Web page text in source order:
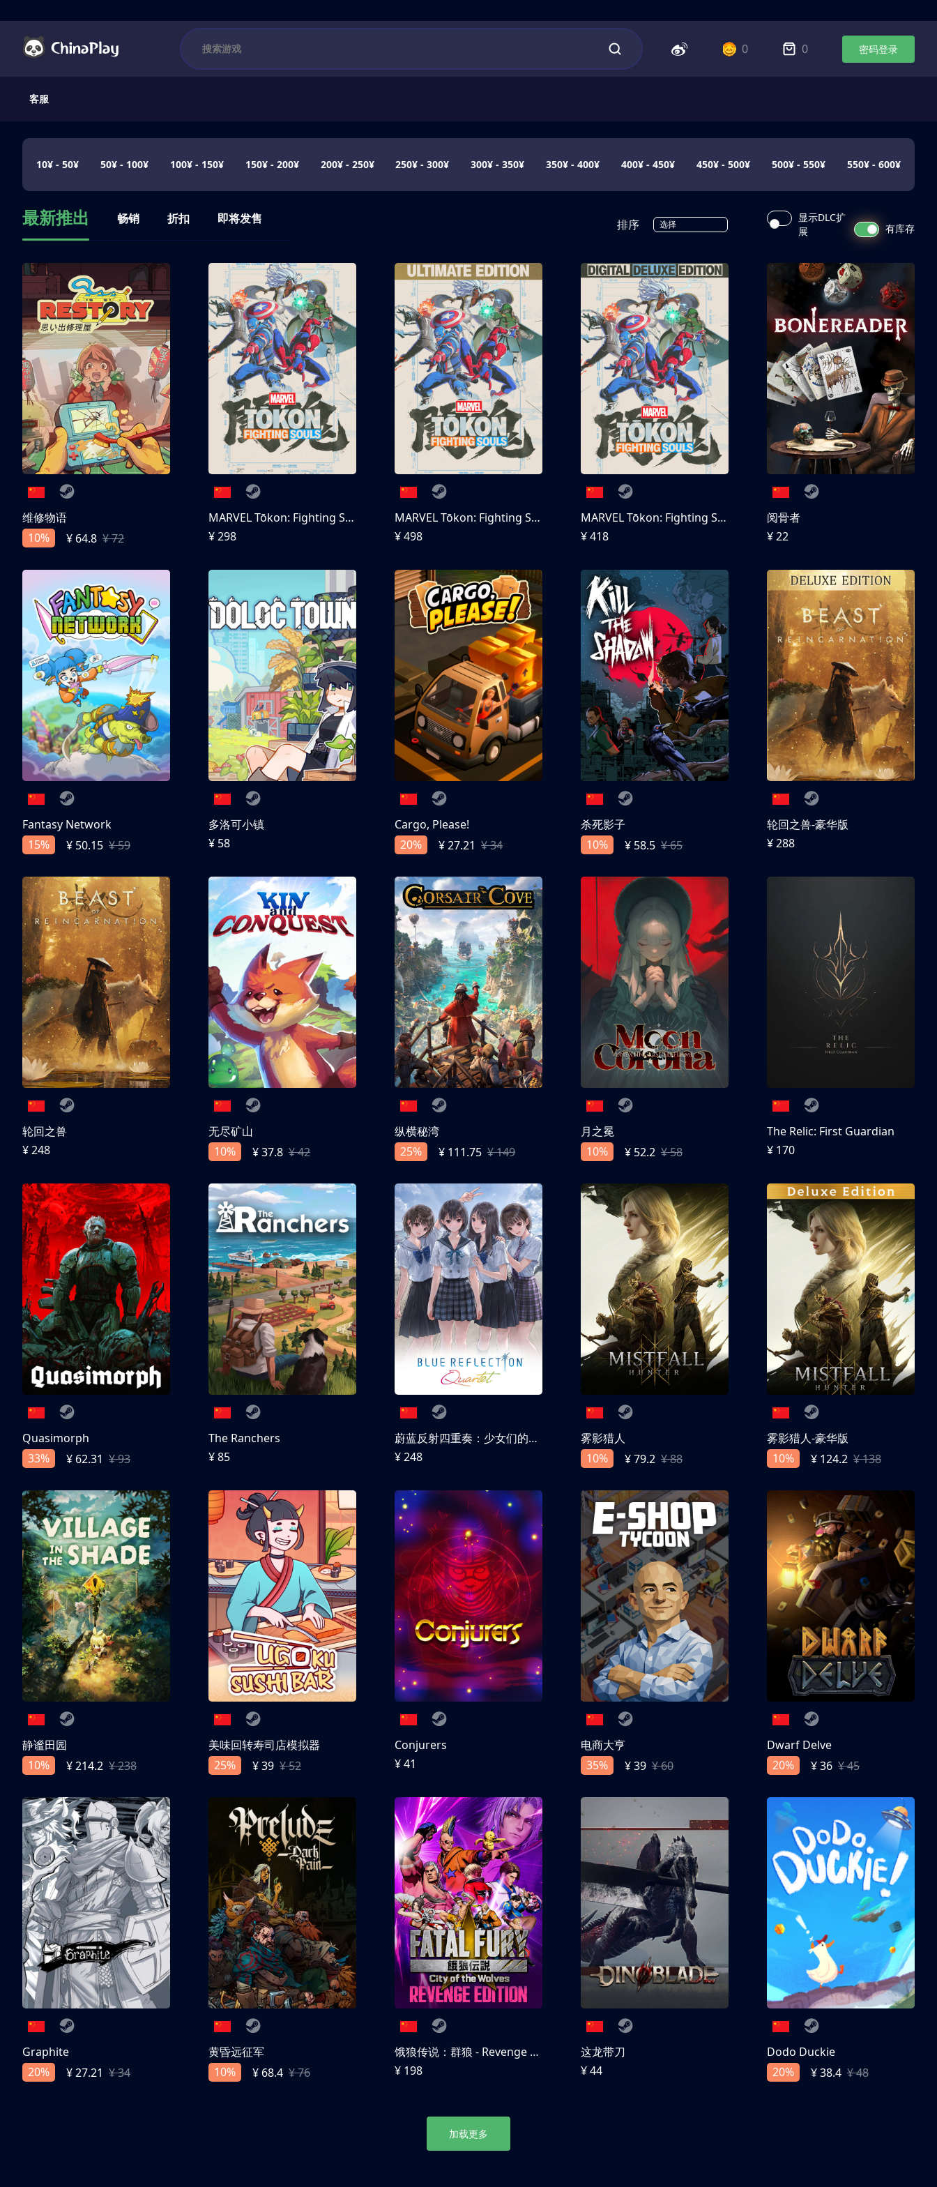
0 0 密码登录
客服
10¥ - 50¥ 50¥ - 100¥ 100¥ - 150¥ 150¥ - 200¥ 200¥ - 250¥ 250¥ - 300¥ 300¥ - 350¥ 350¥ - 400¥ 400¥ - 450¥ 450¥ - 500¥ 500¥ - 550¥ 550¥ - 600¥
最新推出 畅销 折扣 即将发售 排序 选择
显示DLC扩
展
有库存
维修物语
10%
¥ 64.8 ¥ 72
MARVEL Tōkon: Fighting Souls
¥ 298
MARVEL Tōkon: Fighting Souls 终极版
¥ 498
MARVEL Tōkon: Fighting Souls 数字豪华版
¥ 418
阅骨者
¥ 22
Fantasy Network
15%
¥ 50.15 ¥ 59
多洛可小镇
¥ 58
Cargo, Please!
20%
¥ 27.21 ¥ 34
杀死影子
10%
¥ 58.5 ¥ 65
轮回之兽-豪华版
¥ 288
轮回之兽
¥ 248
无尽矿山
10%
¥ 37.8 ¥ 42
纵横秘湾
25%
¥ 111.75 ¥ 149
月之冕
10%
¥ 52.2 ¥ 58
The Relic: First Guardian
¥ 170
Quasimorph
33%
¥ 62.31 ¥ 93
The Ranchers
¥ 85
蔚蓝反射四重奏：少女们的奇迹
¥ 248
雾影猎人
10%
¥ 79.2 ¥ 88
雾影猎人-豪华版
10%
¥ 124.2 ¥ 138
静谧田园
10%
¥ 214.2 ¥ 238
美味回转寿司店模拟器
25%
¥ 39 ¥ 52
Conjurers
¥ 41
电商大亨
35%
¥ 39 ¥ 60
Dwarf Delve
20%
¥ 36 ¥ 45
Graphite
20%
¥ 27.21 ¥ 34
黄昏远征军
10%
¥ 68.4 ¥ 76
饿狼传说：群狼 - Revenge Edition
¥ 198
这龙带刀
¥ 44
Dodo Duckie
20%
¥ 38.4 ¥ 48
加载更多